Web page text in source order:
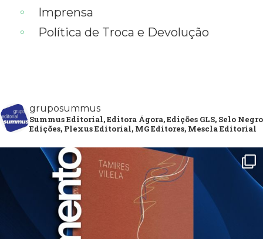
Imprensa
Política de Troca e Devolução
gruposummus
Summus Editorial, Editora Ágora, Edições GLS, Selo Negro
Edições, Plexus Editorial, MG Editores, Mescla Editorial